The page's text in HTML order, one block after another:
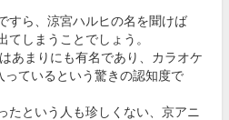
すら、涼宮ハルヒの名を聞けば
てしまうことでしょう。
あまりにも有名であり、カラオケ
ているという驚きの認知度で
たという人も珍しくない、京アニ